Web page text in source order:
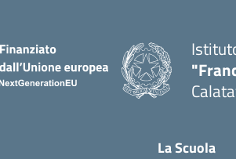
La Scuola